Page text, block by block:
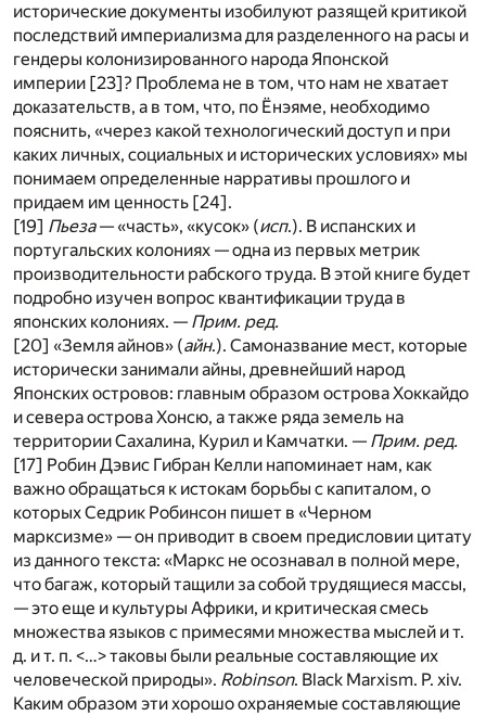
исторические документы изобилуют разящей критикой
последствий империализма для разделенного на расы и
гендеры колонизированного народа Японской
империи [23]? Проблема не в том, что нам не хватает
доказательств, а в том, что, по Ёнэяме, необходимо
пояснить, «через какой технологический доступ и при
каких личных, социальных и исторических условиях» мы
понимаем определенные нарративы прошлого и
придаем им ценность [24].
[19] Пьеза— «часть», «кусок» (исп.). В испанских и
португальских колониях — одна из первых метрик
производительности рабского труда. В этой книге будет
подробно изучен вопрос квантификации труда в
японских колониях. — Прим. ред.
[20] «Земля айнов» (айн.). Самоназвание мест, которые
исторически занимали айны, древнейший народ
Японских островов: главным образом острова Хоккайдо
и севера острова Хонсю, а также ряда земель на
территории Сахалина, Курил и Камчатки. — Прим. ред.
[17] Робин Дэвис Гибран Келли напоминает нам, как
важно обращаться к истокам борьбы с капиталом, о
которых Седрик Робинсон пишет в «Черном
марксизме» — он приводит в своем предисловии цитату
из данного текста: «Маркс не осознавал в полной мере,
что багаж, который тащили за собой трудящиеся массы,
— это еще и культуры Африки, и критическая смесь
множества языков с примесями множества мыслей и т.
д. и т. п. <…> таковы были реальные составляющие их
человеческой природы». Robinson. Black Marxism. P. xiv.
Каким образом эти хорошо охраняемые составляющие